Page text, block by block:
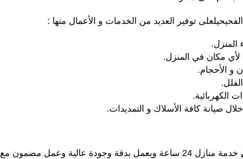
توفير العديد من الخدمات و الأعمال منها :
لأي مكان في المنزل.
و الأحجام.
الكهربائية.
صيانة كافة الأسلاك و التمديدات.
خدمة منازل 24 ساعة ويعمل بدقة وجودة عالية وعمل مضمون مع